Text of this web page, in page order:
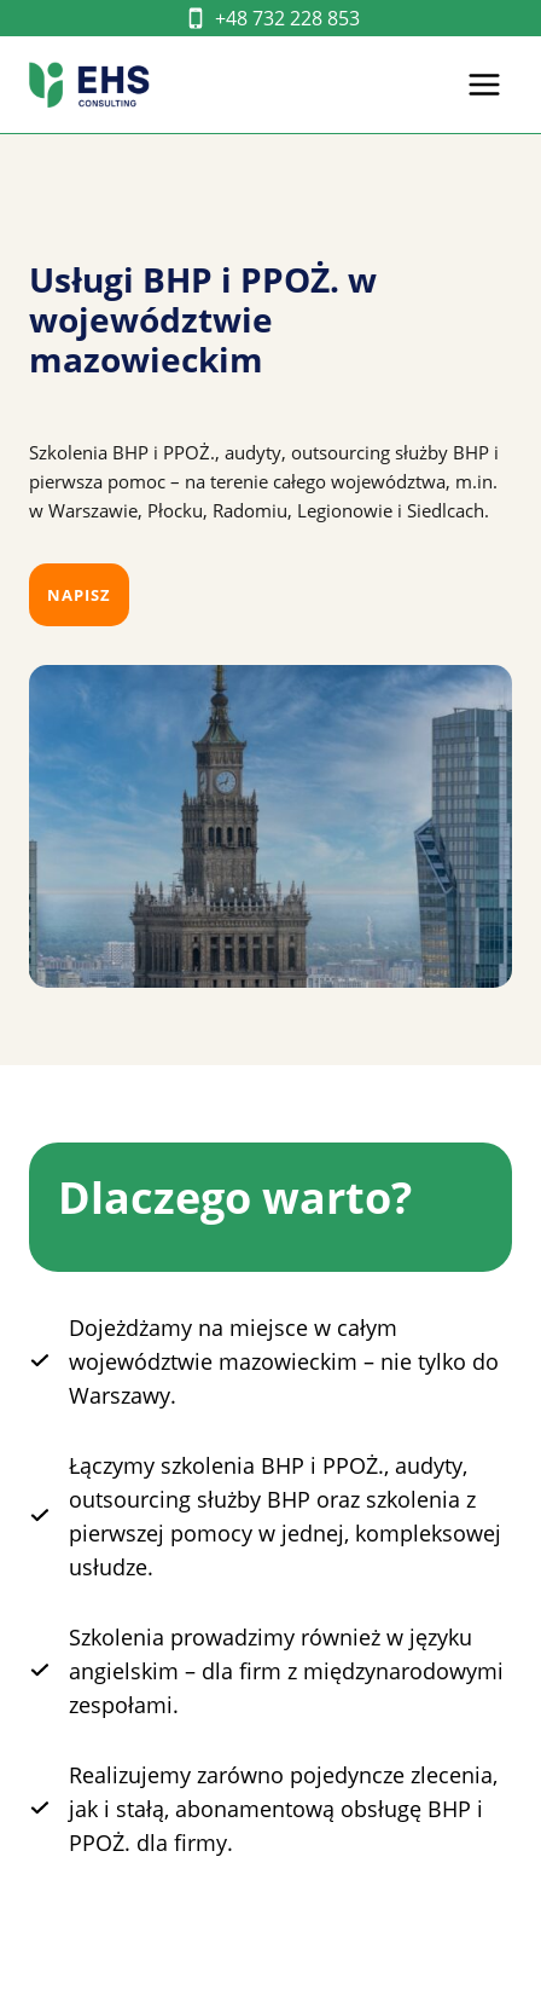
do
treści
+48 732 228 853
Usługi BHP i PPOŻ. w
województwie
mazowieckim
Szkolenia BHP i PPOŻ., audyty, outsourcing służby BHP i
pierwsza pomoc – na terenie całego województwa, m.in.
w Warszawie, Płocku, Radomiu, Legionowie i Siedlcach.
NAPISZ
Dlaczego warto?
Dojeżdżamy na miejsce w całym
województwie mazowieckim – nie tylko do
Warszawy.
Łączymy szkolenia BHP i PPOŻ., audyty,
outsourcing służby BHP oraz szkolenia z
pierwszej pomocy w jednej, kompleksowej
usłudze.
Szkolenia prowadzimy również w języku
angielskim – dla firm z międzynarodowymi
zespołami.
Realizujemy zarówno pojedyncze zlecenia,
jak i stałą, abonamentową obsługę BHP i
PPOŻ. dla firmy.